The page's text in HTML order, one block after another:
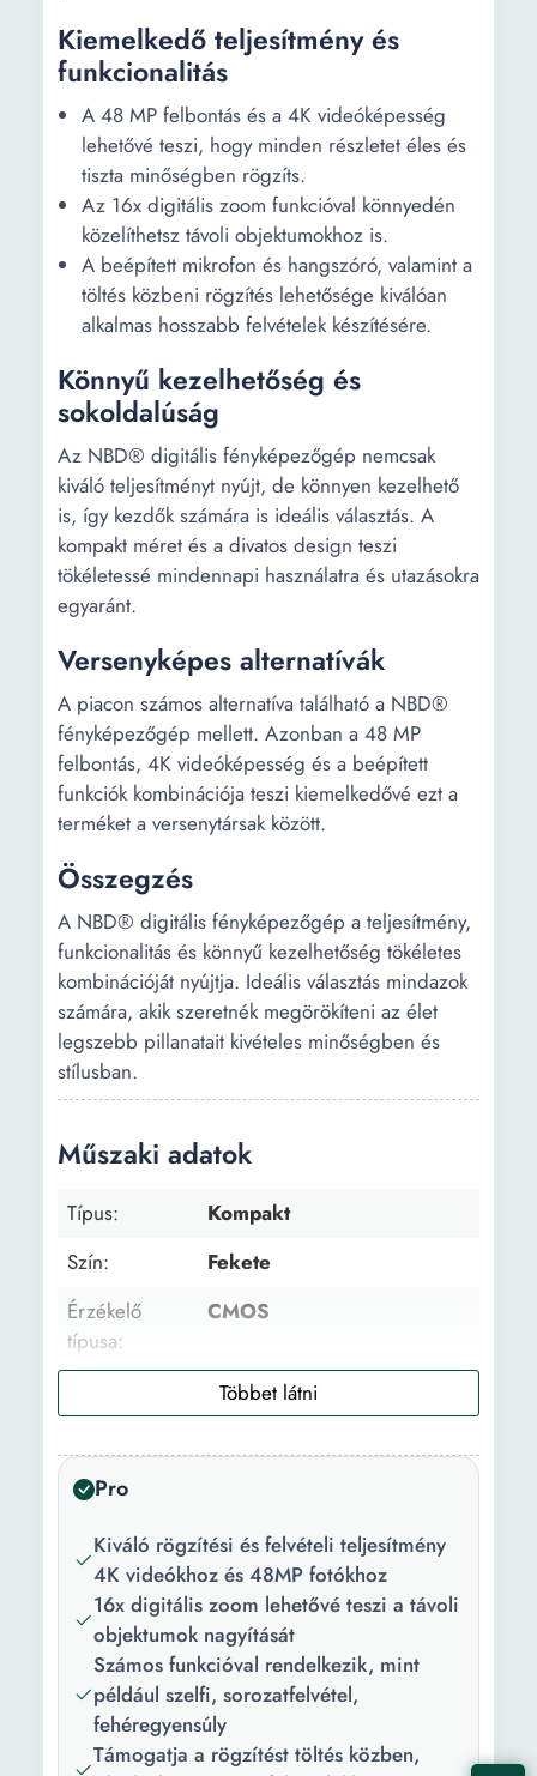
Kiemelkedő teljesítmény és
funkcionalitás
A 48 MP felbontás és a 4K videóképesség
lehetővé teszi, hogy minden részletet éles és
tiszta minőségben rögzíts.
Az 16x digitális zoom funkcióval könnyedén
közelíthetsz távoli objektumokhoz is.
A beépített mikrofon és hangszóró, valamint a
töltés közbeni rögzítés lehetősége kiválóan
alkalmas hosszabb felvételek készítésére.
Könnyű kezelhetőség és
sokoldalúság
Az NBD® digitális fényképezőgép nemcsak
kiváló teljesítményt nyújt, de könnyen kezelhető
is, így kezdők számára is ideális választás. A
kompakt méret és a divatos design teszi
tökéletessé mindennapi használatra és utazásokra
egyaránt.
Versenyképes alternatívák
A piacon számos alternatíva található a NBD®
fényképezőgép mellett. Azonban a 48 MP
felbontás, 4K videóképesség és a beépített
funkciók kombinációja teszi kiemelkedővé ezt a
terméket a versenytársak között.
Összegzés
A NBD® digitális fényképezőgép a teljesítmény,
funkcionalitás és könnyű kezelhetőség tökéletes
kombinációját nyújtja. Ideális választás mindazok
számára, akik szeretnék megörökíteni az élet
legszebb pillanatait kivételes minőségben és
stílusban.
Műszaki adatok
Típus:
Kompakt
Szín:
Fekete
Érzékelő
típusa:
CMOS
felbontása:
48 Mpx
távolság (mm):
Pro
Kiváló rögzítési és felvételi teljesítmény
4K videókhoz és 48MP fotókhoz
16x digitális zoom lehetővé teszi a távoli
objektumok nagyítását
Számos funkcióval rendelkezik, mint
például szelfi, sorozatfelvétel,
fehéregyensúly
Támogatja a rögzítést töltés közben,